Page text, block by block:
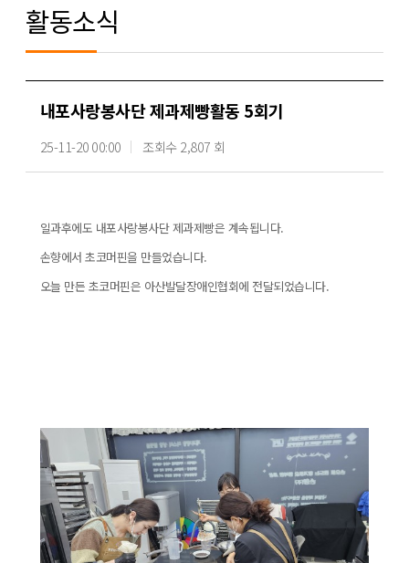
활동소식
내포사랑봉사단 제과제빵활동 5회기
25-11-20 00:00 조회수 2,807 회
일과후에도 내포사랑봉사단 제과제빵은 계속됩니다.
손향에서 초코머핀을 만들었습니다.
오늘 만든 초코머핀은 아산발달장애인협회에 전달되었습니다.